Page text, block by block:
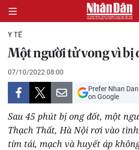
CHÍNH TRỊ
KINH TẾ
VĂN HÓA
XÃ HỘI
Y TẾ
Một người tử vong vì bị
07/10/2022 08:00
Prefer Nhan Dan
on Google
Sau 45 phút bị ong đốt, một
Thạch Thất, Hà Nội rơi vào
tím tái, mạch và huyết áp